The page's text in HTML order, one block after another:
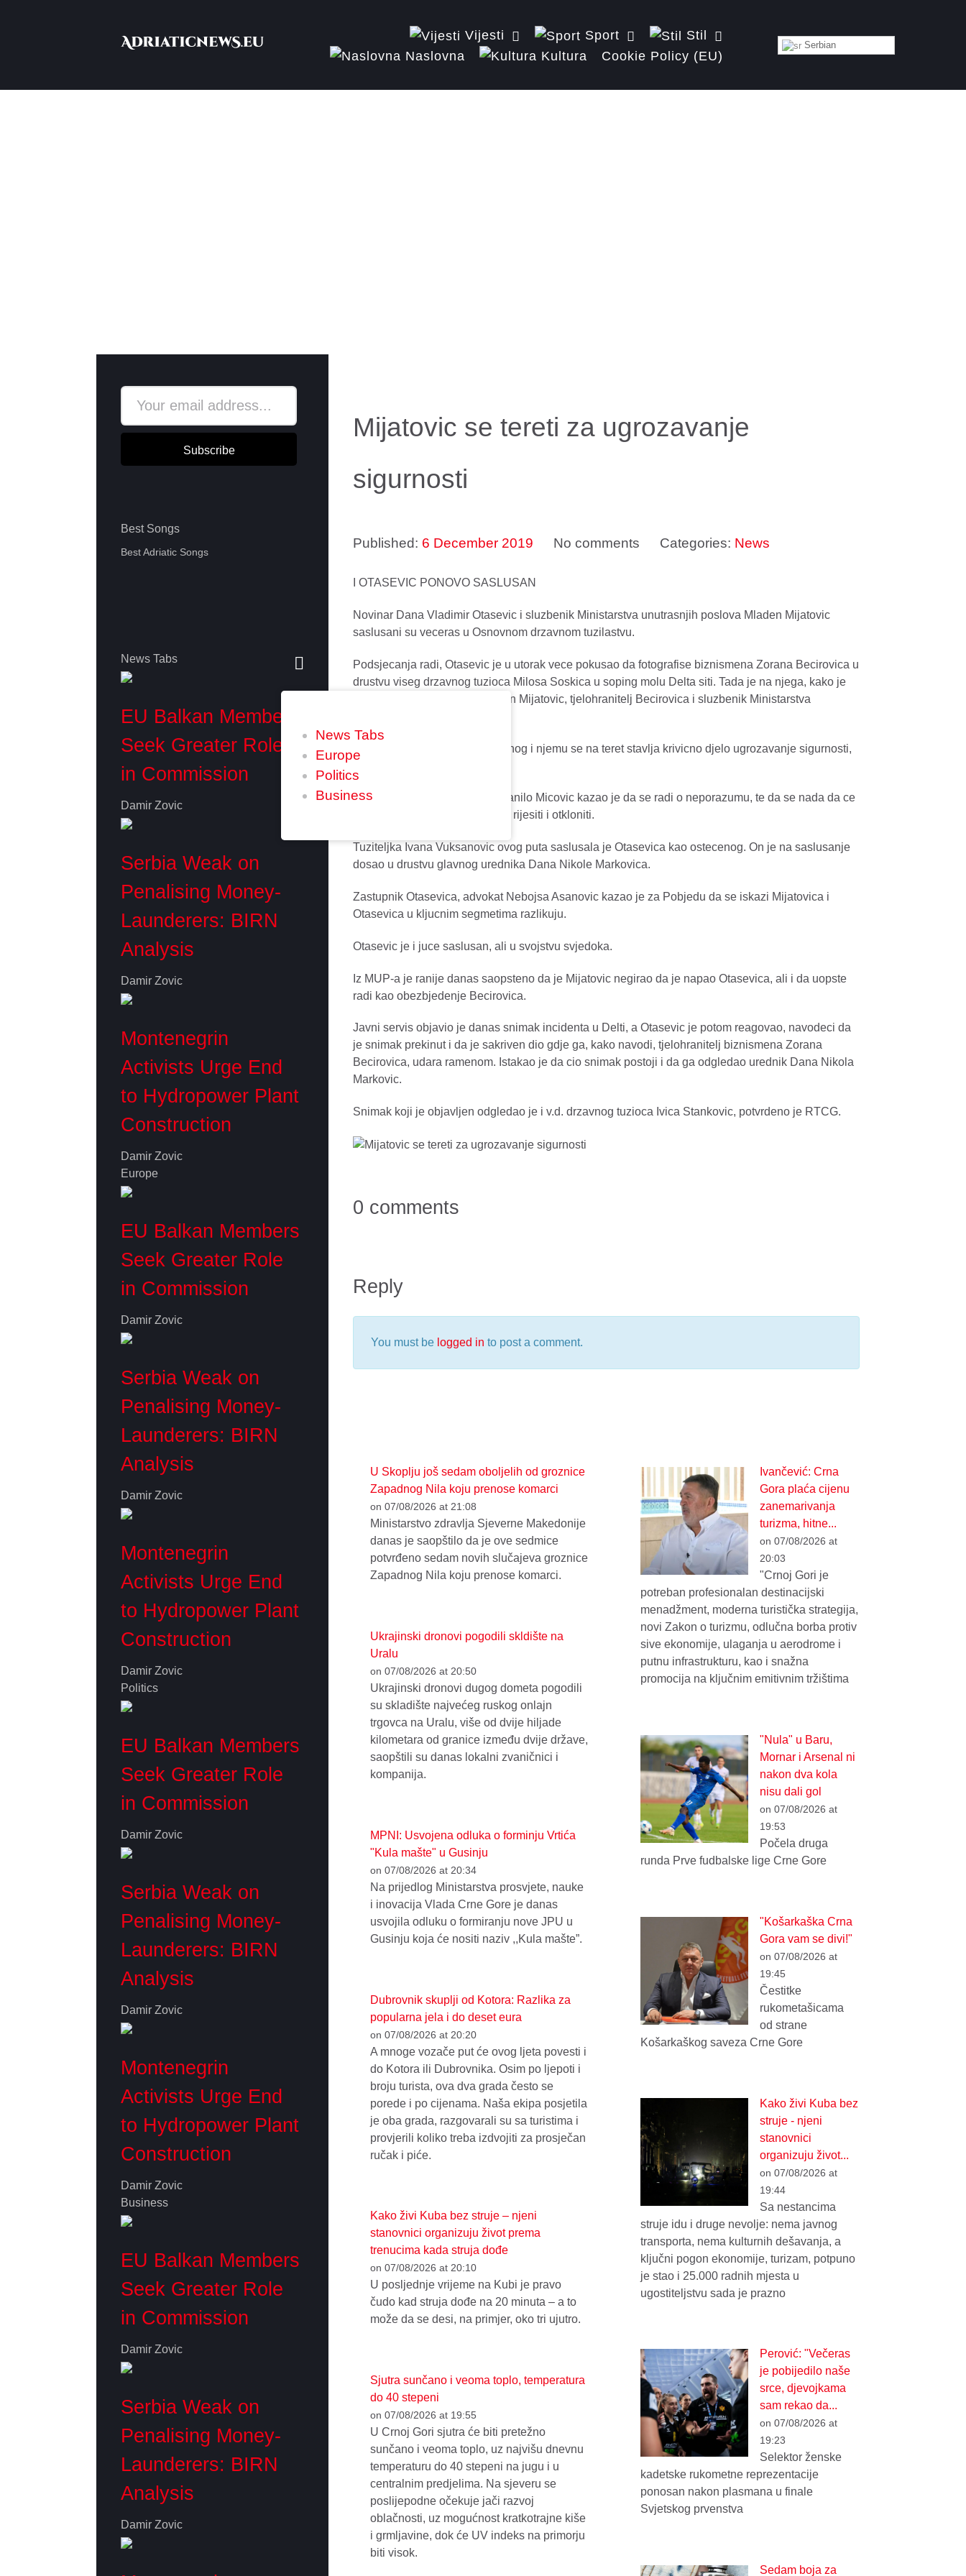
Vijesti Sport
Stil
Naslovna
Kultura Cookie Policy (EU)
Serbian
Subscribe
Best Songs
Best Adriatic Songs
News Tabs
Europe
Politics
Business
News Tabs
EU Balkan Members
Seek Greater Role
in Commission
Damir Zovic
Serbia Weak on
Penalising Money-
Launderers: BIRN
Analysis
Damir Zovic
Montenegrin
Activists Urge End
to Hydropower Plant
Construction
Damir Zovic
Europe
EU Balkan Members
Seek Greater Role
in Commission
Damir Zovic
Serbia Weak on
Penalising Money-
Launderers: BIRN
Analysis
Damir Zovic
Montenegrin
Activists Urge End
to Hydropower Plant
Construction
Damir Zovic
Politics
EU Balkan Members
Seek Greater Role
in Commission
Damir Zovic
Serbia Weak on
Penalising Money-
Launderers: BIRN
Analysis
Damir Zovic
Montenegrin
Activists Urge End
to Hydropower Plant
Construction
Damir Zovic
Business
EU Balkan Members
Seek Greater Role
in Commission
Damir Zovic
Serbia Weak on
Penalising Money-
Launderers: BIRN
Analysis
Damir Zovic
Mijatovic se tereti za ugrozavanje
sigurnosti
Published: 6 December 2019 No comments Categories: News
I OTASEVIC PONOVO SASLUSAN
Novinar Dana Vladimir Otasevic i sluzbenik Ministarstva unutrasnjih poslova Mladen Mijatovic
saslusani su veceras u Osnovnom drzavnom tuzilastvu.
Podsjecanja radi, Otasevic je u utorak vece pokusao da fotografise biznismena Zorana Becirovica u
drustvu viseg drzavnog tuzioca Milosa Soskica u soping molu Delta siti. Tada je na njega, kako je
naveo u prijavi, nasrnuo Mladen Mijatovic, tjelohranitelj Becirovica i sluzbenik Ministarstva
Mijatovic ima status osumnjicenog i njemu se na teret stavlja krivicno djelo ugrozavanje sigurnosti,
Branilac Mijatovica, advokat Danilo Micovic kazao je da se radi o neporazumu, te da se nada da ce
tokom postupka sve njeasnoce rijesiti i otkloniti.
Tuziteljka Ivana Vuksanovic ovog puta saslusala je Otasevica kao ostecenog. On je na saslusanje
dosao u drustvu glavnog urednika Dana Nikole Markovica.
Zastupnik Otasevica, advokat Nebojsa Asanovic kazao je za Pobjedu da se iskazi Mijatovica i
Otasevica u kljucnim segmetima razlikuju.
Otasevic je i juce saslusan, ali u svojstvu svjedoka.
Iz MUP-a je ranije danas saopsteno da je Mijatovic negirao da je napao Otasevica, ali i da uopste
radi kao obezbjedenje Becirovica.
Javni servis objavio je danas snimak incidenta u Delti, a Otasevic je potom reagovao, navodeci da
je snimak prekinut i da je sakriven dio gdje ga, kako navodi, tjelohranitelj biznismena Zorana
Becirovica, udara ramenom. Istakao je da cio snimak postoji i da ga odgledao urednik Dana Nikola
Markovic.
Snimak koji je objavljen odgledao je i v.d. drzavnog tuzioca Ivica Stankovic, potvrdeno je RTCG.
0 comments
Reply
You must be logged in to post a comment.
U Skoplju još sedam oboljelih od groznice
Zapadnog Nila koju prenose komarci
on 07/08/2026 at 21:08
Ministarstvo zdravlja Sjeverne Makedonije
danas je saopštilo da je ove sedmice
potvrđeno sedam novih slučajeva groznice
Zapadnog Nila koju prenose komarci.
Ukrajinski dronovi pogodili skldište na
Uralu
on 07/08/2026 at 20:50
Ukrajinski dronovi dugog dometa pogodili
su skladište najvećeg ruskog onlajn
trgovca na Uralu, više od dvije hiljade
kilometara od granice između dvije države,
saopštili su danas lokalni zvaničnici i
kompanija.
MPNI: Usvojena odluka o forminju Vrtića
"Kula mašte" u Gusinju
on 07/08/2026 at 20:34
Na prijedlog Ministarstva prosvjete, nauke
i inovacija Vlada Crne Gore je danas
usvojila odluku o formiranju nove JPU u
Gusinju koja će nositi naziv ,,Kula mašte”.
Dubrovnik skuplji od Kotora: Razlika za
popularna jela i do deset eura
on 07/08/2026 at 20:20
A mnoge vozače put će ovog ljeta povesti i
do Kotora ili Dubrovnika. Osim po ljepoti i
broju turista, ova dva grada često se
porede i po cijenama. Naša ekipa posjetila
je oba grada, razgovarali su sa turistima i
provjerili koliko treba izdvojiti za prosječan
ručak i piće.
Kako živi Kuba bez struje – njeni
stanovnici organizuju život prema
trenucima kada struja dođe
on 07/08/2026 at 20:10
U posljednje vrijeme na Kubi je pravo
čudo kad struja dođe na 20 minuta – a to
može da se desi, na primjer, oko tri ujutro.
Sjutra sunčano i veoma toplo, temperatura
do 40 stepeni
on 07/08/2026 at 19:55
U Crnoj Gori sjutra će biti pretežno
sunčano i veoma toplo, uz najvišu dnevnu
temperaturu do 40 stepeni na jugu i u
centralnim predjelima. Na sjeveru se
poslijepodne očekuje jači razvoj
oblačnosti, uz mogućnost kratkotrajne kiše
i grmljavine, dok će UV indeks na primorju
biti visok.
Ivančević: Crna
Gora plaća cijenu
zanemarivanja
turizma, hitne...
on 07/08/2026 at
20:03
"Crnoj Gori je
potreban profesionalan destinacijski
menadžment, moderna turistička strategija,
novi Zakon o turizmu, odlučna borba protiv
sive ekonomije, ulaganja u aerodrome i
putnu infrastrukturu, kao i snažna
promocija na ključnim emitivnim tržištima
"Nula" u Baru,
Mornar i Arsenal ni
nakon dva kola
nisu dali gol
on 07/08/2026 at
19:53
Počela druga
runda Prve fudbalske lige Crne Gore
"Košarkaška Crna
Gora vam se divi!"
on 07/08/2026 at
19:45
Čestitke
rukometašicama
od strane
Košarkaškog saveza Crne Gore
Kako živi Kuba bez
struje - njeni
stanovnici
organizuju život...
on 07/08/2026 at
19:44
Sa nestancima
struje idu i druge nevolje: nema javnog
transporta, nema kulturnih dešavanja, a
ključni pogon ekonomije, turizam, potpuno
je stao i 25.000 radnih mjesta u
ugostiteljstvu sada je prazno
Perović: "Večeras
je pobijedilo naše
srce, djevojkama
sam rekao da...
on 07/08/2026 at
19:23
Selektor ženske
kadetske rukometne reprezentacije
ponosan nakon plasmana u finale
Svjetskog prvenstva
Sedam boja za